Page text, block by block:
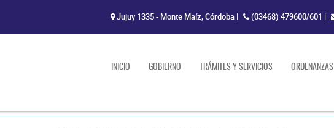
Jujuy 1335 - Monte Maíz, Córdoba | (03468) 479600/601 |
INICIO GOBIERNO TRÁMITES Y SERVICIOS ORDENANZAS